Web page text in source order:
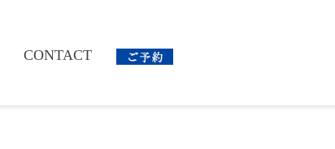
CONTACT